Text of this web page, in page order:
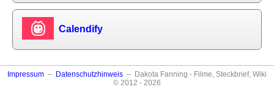
Calendify
Impressum – Datenschutzhinweis – Dakota Fanning - Filme, Steckbrief, Wiki
© 2012 - 2026